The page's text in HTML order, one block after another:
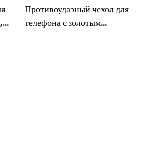
Противоударный чехол для
телефона с золотым